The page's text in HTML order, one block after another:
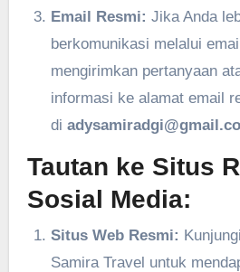
Email Resmi: Jika Anda
berkomunikasi melalui
mengirimkan pertanyaan
informasi ke alamat email
di
Tautan ke Situs
Sosial Media:
Situs Web Resmi:
Samira Travel untuk